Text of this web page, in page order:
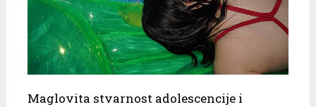
Maglovita stvarnost adolescencije i